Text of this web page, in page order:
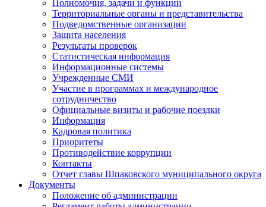
Полномочия, задачи и функции
Территориальные органы и представительства
Подведомственные организации
Защита населения
Результаты проверок
Статистическая информация
Информационные системы
Учрежденные СМИ
Участие в программах и международное
сотрудничество
Официальные визиты и рабочие поездки
Информация
Кадровая политика
Приоритеты
Противодействие коррупции
Контакты
Отчет главы Шпаковского муниципального округа
Документы
Положение об администрации